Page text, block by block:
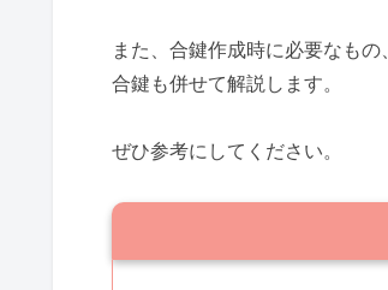
また、合鍵作成時に必要なも
合鍵も併せて解説します。
ぜひ参考にしてください。